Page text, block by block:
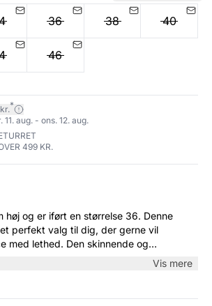
36 38 40
46
*
aug. - ons. 12. aug.
499 KR.
og er iført en størrelse 36. Denne
perfekt valg til dig, der gerne vil
med lethed. Den skinnende og
tilfører et elegant touch, mens kraven
sløjfe, der tilføjer en ekstra dimension til
Vis mere